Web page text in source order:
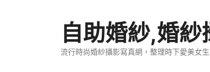
自助婚紗,婚
流行時尚婚紗攝影寫真網，整理時下愛美女